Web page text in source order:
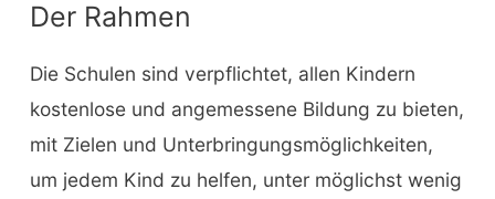
Der Rahmen
Die Schulen sind verpflichtet, allen Kindern
kostenlose und angemessene Bildung zu bieten,
mit Zielen und Unterbringungsmöglichkeiten,
um jedem Kind zu helfen, unter möglichst wenig